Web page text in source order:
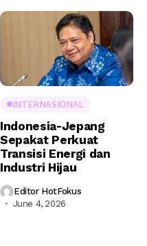
INTERNASIONAL
Indonesia-Jepang
Sepakat Perkuat
Transisi Energi dan
Industri Hijau
Editor HotFokus
June 4, 2026